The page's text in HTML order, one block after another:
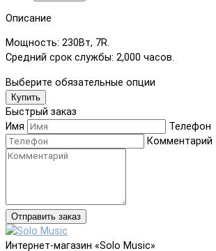
Описание
Мощность: 230Вт, 7R.
Средний срок службы: 2,000 часов.
Выберите обязательные опции
Купить
Быстрый заказ
Имя
Телефон
Комментарий
Отправить заказ
Интернет-магазин «Solo Music»